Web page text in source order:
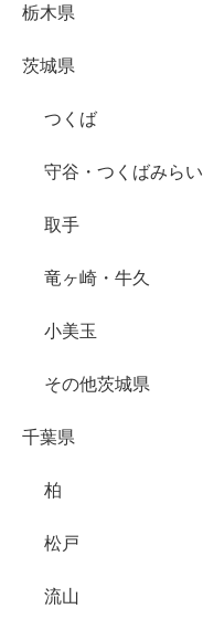
栃木県
茨城県
つくば
守谷・つくばみらい
取手
竜ヶ崎・牛久
小美玉
その他茨城県
千葉県
柏
松戸
流山